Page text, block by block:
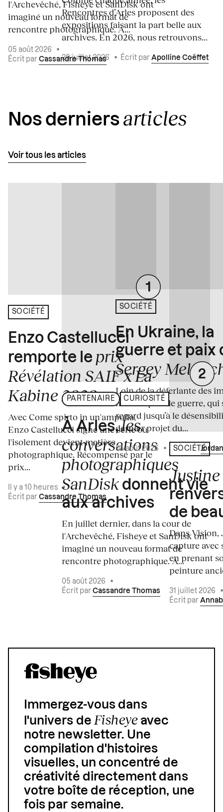
l'Archevêché, Fisheye et SanDisk ont
imaginé un nouveau format de
rencontre photographique. À...
05 août 2026
•
Écrit par Cassandre Thomas
Rencontres d’Arles proposent des
expositions faisant la part belle aux
archives. En 2026, nous retrouvons...
29 juillet 2026 • Écrit par Apolline Coëffet
Nos derniers articles
Voir tous les articles
SOCIÉTÉ
Enzo Castellucci
remporte le prix
Révélation SAIF x La
Kabine 2026
Avec Come spirto in un'ampolla,
Enzo Castellucci signe une série où
l'isolement devient matière
photographique. Récompensé par le
prix...
Il y a 10 heures •
Écrit par Cassandre Thomas
PARTENAIRE CURIOSITÉ
À Arles,les
conversations
photographiques
SanDisk donnent vie
aux archives
En juillet dernier, dans la cour de
l'Archevêché, Fisheye et SanDisk ont
imaginé un nouveau format de
rencontre photographique. À...
05 août 2026
•
Écrit par Cassandre Thomas
SOCIÉTÉ
En Ukraine, la
guerre et paix
Sergey
Loin de la déferlante des
médiatiques de guerre, qui
regard jusqu’à le
dernier projet du...
04 août 2026 • Écrit par
SOCIÉTÉ
de
Dans
capture avec
en prenant
peinture
31 juillet 2026
Écrit par
Immergez-vous dans
l'univers deFisheyeavec
notre newsletter. Une
compilation d'histoires
visuelles, un concentré de
créativité directement dans
votre boîte de réception, une
fois par semaine.